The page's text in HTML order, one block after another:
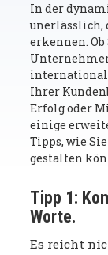
In der
unerlässlich,
erkennen.
Ihrer
Erfolg oder
einige
Tipps, wie
gestalten
Tipp 1:
Worte.
Es reicht